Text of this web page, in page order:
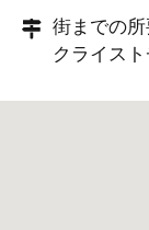
街までの所
クライス